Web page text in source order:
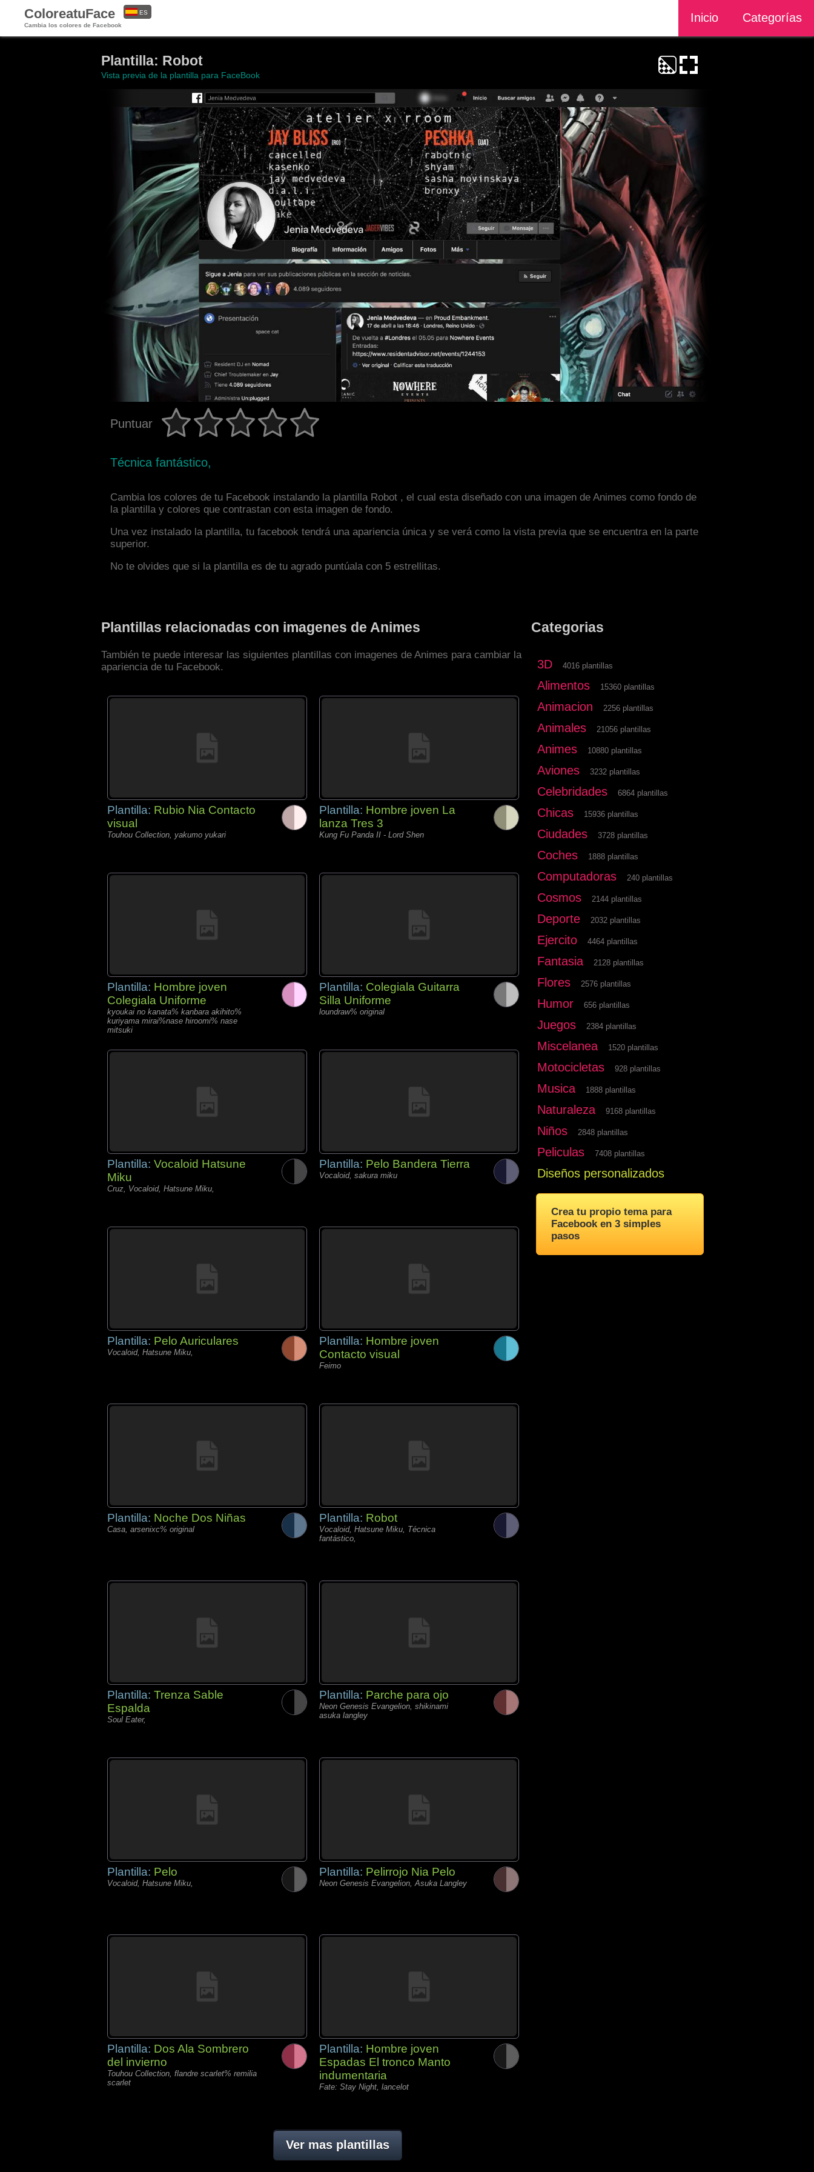
ColoreatuFace
Cambia los colores de Facebook
Inicio Categorías
ES
Plantilla: Robot
Vista previa de la plantilla para FaceBook
Puntuar
Técnica fantástico,
Cambia los colores de tu Facebook instalando la plantilla Robot , el cual esta diseñado con una imagen de Animes como fondo de
la plantilla y colores que contrastan con esta imagen de fondo.
Una vez instalado la plantilla, tu facebook tendrá una apariencia única y se verá como la vista previa que se encuentra en la parte
superior.
No te olvides que si la plantilla es de tu agrado puntúala con 5 estrellitas.
Plantillas relacionadas con imagenes de Animes
También te puede interesar las siguientes plantillas con imagenes de Animes para cambiar la
apariencia de tu Facebook.
Plantilla: Rubio Nia Contacto
visual
Touhou Collection, yakumo yukari
Plantilla: Hombre joven La
lanza Tres 3
Kung Fu Panda II - Lord Shen
Plantilla: Hombre joven
Colegiala Uniforme
kyoukai no kanata% kanbara akihito%
kuriyama mirai%nase hiroomi% nase
mitsuki
Plantilla: Colegiala Guitarra
Silla Uniforme
loundraw% original
Plantilla: Vocaloid Hatsune
Miku
Cruz, Vocaloid, Hatsune Miku,
Plantilla: Pelo Bandera Tierra
Vocaloid, sakura miku
Plantilla: Pelo Auriculares
Vocaloid, Hatsune Miku,
Plantilla: Hombre joven
Contacto visual
Feimo
Plantilla: Noche Dos Niñas
Casa, arsenixc% original
Plantilla: Robot
Vocaloid, Hatsune Miku, Técnica
fantástico,
Plantilla: Trenza Sable
Espalda
Soul Eater,
Plantilla: Parche para ojo
Neon Genesis Evangelion, shikinami
asuka langley
Plantilla: Pelo
Vocaloid, Hatsune Miku,
Plantilla: Pelirrojo Nia Pelo
Neon Genesis Evangelion, Asuka Langley
Plantilla: Dos Ala Sombrero
del invierno
Touhou Collection, flandre scarlet% remilia
scarlet
Plantilla: Hombre joven
Espadas El tronco Manto
indumentaria
Fate: Stay Night, lancelot
Ver mas plantillas
Categorias
3D 4016 plantillas
Alimentos 15360 plantillas
Animacion 2256 plantillas
Animales 21056 plantillas
Animes 10880 plantillas
Aviones 3232 plantillas
Celebridades 6864 plantillas
Chicas 15936 plantillas
Ciudades 3728 plantillas
Coches 1888 plantillas
Computadoras 240 plantillas
Cosmos 2144 plantillas
Deporte 2032 plantillas
Ejercito 4464 plantillas
Fantasia 2128 plantillas
Flores 2576 plantillas
Humor 656 plantillas
Juegos 2384 plantillas
Miscelanea 1520 plantillas
Motocicletas 928 plantillas
Musica 1888 plantillas
Naturaleza 9168 plantillas
Niños 2848 plantillas
Peliculas 7408 plantillas
Diseños personalizados
Crea tu propio tema para
Facebook en 3 simples
pasos